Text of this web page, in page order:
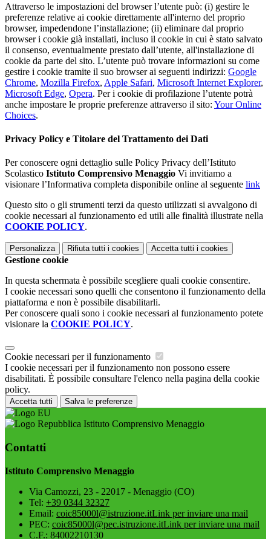
Attraverso le impostazioni del browser l’utente può: (i) gestire le
preferenze relative ai cookie direttamente all'interno del proprio
browser, impedendone l’installazione; (ii) eliminare dal proprio
browser i cookie già installati, incluso il cookie in cui è stato salvato
il consenso, eventualmente prestato dall’utente, all'installazione di
cookie da parte del sito. L’utente può trovare informazioni su come
gestire i cookie tramite il suo browser ai seguenti indirizzi: Google
Chrome, Mozilla Firefox, Apple Safari, Microsoft Internet Explorer,
Microsoft Edge, Opera. Per i cookie di profilazione l’utente potrà
anche impostare le proprie preferenze attraverso il sito: Your Online
Choices.
Privacy Policy e Titolare del Trattamento dei Dati
Per conoscere ogni dettaglio sulle Policy Privacy dell’Istituto
Scolastico Istituto Comprensivo Menaggio Vi invitiamo a
visionare l’Informativa completa disponibile online al seguente link
Questo sito o gli strumenti terzi da questo utilizzati si avvalgono di
cookie necessari al funzionamento ed utili alle finalità illustrate nella
COOKIE POLICY.
Personalizza Rifiuta tutti i cookies Accetta tutti i cookies
Gestione cookie
In questa schermata è possibile scegliere quali cookie consentire.
I cookie necessari sono quelli che consentono il funzionamento della
piattaforma e non è possibile disabilitarli.
Per conoscere quali sono i cookie necessari al funzionamento potete
visionare la COOKIE POLICY.
Cookie necessari per il funzionamento
I cookie necessari per il funzionamento non possono essere
disabilitati. È possibile consultare l'elenco nella pagina della cookie
policy.
Accetta tutti Salva le preferenze
Istituto Comprensivo Menaggio
Contatti
Istituto Comprensivo Menaggio
Via Camozzi, 23 - 22017 - Menaggio (CO)
Tel: +39 0344 32327
Email: coic85000l@istruzione.itLink per inviare una mail
PEC: coic85000l@pec.istruzione.itLink per inviare una mail
C.F.: 84002210130